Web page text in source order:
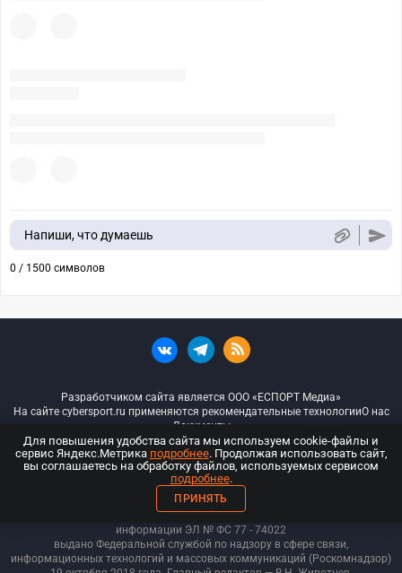
Напиши, что думаешь
0 / 1500 символов
Разработчиком сайта является ООО «ЕСПОРТ Медиа»
На сайте cybersport.ru применяются рекомендательные технологииО нас
Документы
© ООО «Киберспорт.ру» — Все права защищены
18+
ООО «Киберспорт.ру». Свидетельство о регистрации средств массовой
информации ЭЛ № ФС 77 - 74022
выдано Федеральной службой по надзору в сфере связи,
информационных технологий и массовых коммуникаций (Роскомнадзор)
Для повышения удобства сайта мы используем cookie-файлы и
сервис Яндекс.Метрика подробнее. Продолжая использовать сайт,
вы соглашаетесь на обработку файлов, используемых сервисом
подробнее.
ПРИНЯТЬ